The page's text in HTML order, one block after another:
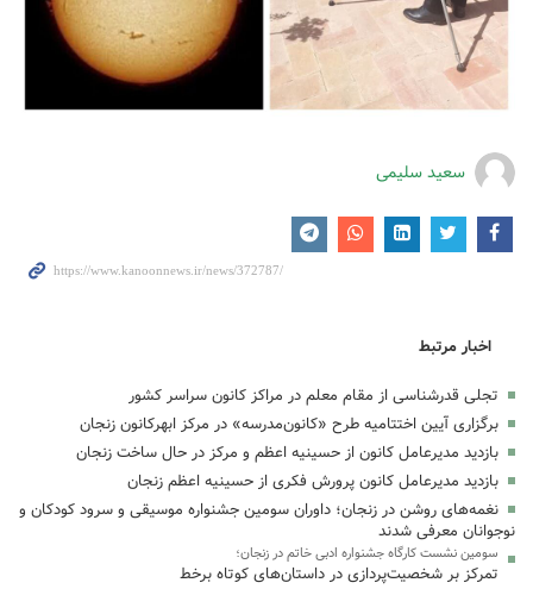
سعید سلیمی
اخبار مرتبط
تجلی قدرشناسی از مقام معلم در مراکز کانون سراسر کشور
برگزاری آیین اختتامیه طرح «کانون‌مدرسه» در مرکز ابهرکانون زنجان
بازدید مدیرعامل کانون از حسینیه اعظم و مرکز در حال ساخت زنجان
بازدید مدیرعامل کانون پرورش فکری از حسینیه اعظم زنجان
نغمه‌های روشن در زنجان؛ داوران سومین جشنواره موسیقی و سرود کودکان و
نوجوانان معرفی شدند
سومین نشست کارگاه جشنواره ادبی خاتم در زنجان؛
تمرکز بر شخصیت‌پردازی در داستان‌های کوتاه برخط